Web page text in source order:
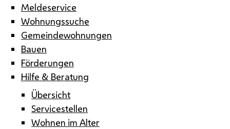
Meldeservice
Wohnungssuche
Gemeindewohnungen
Bauen
Förderungen
Hilfe & Beratung
Übersicht
Servicestellen
Wohnen im Alter